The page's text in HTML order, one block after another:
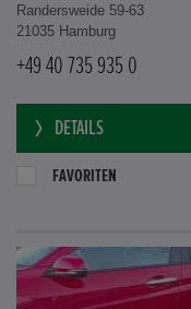
Randersweide 59-63
21035 Hamburg
+49 40 735 935 0
DETAILS
FAVORITEN